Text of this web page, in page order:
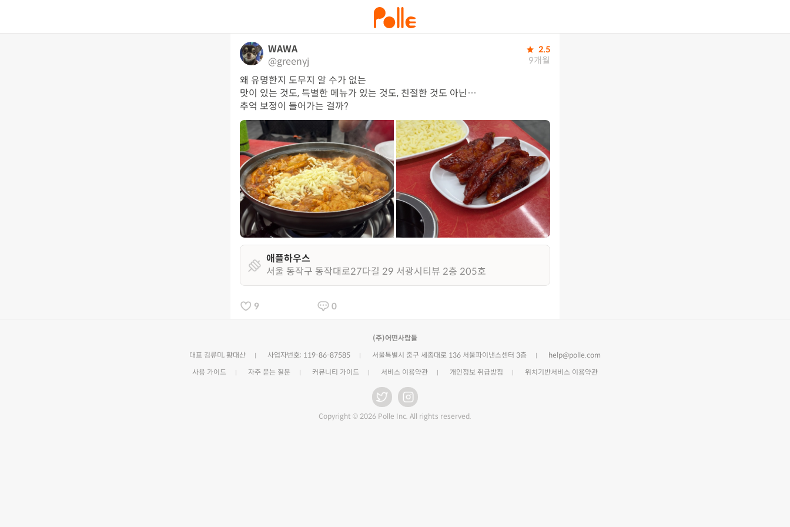
WAWA
@greenyj
2.5
9개월
왜 유명한지 도무지 알 수가 없는
맛이 있는 것도, 특별한 메뉴가 있는 것도, 친절한 것도 아닌…
추억 보정이 들어가는 걸까?
애플하우스
서울 동작구 동작대로27다길 29 서광시티뷰 2층 205호
9 0
(주)어떤사람들
대표 김류미, 황대산
사업자번호: 119-86-87585 서울특별시 중구 세종대로 136 서울파이낸스센터 3층
help@polle.com
사용 가이드
자주 묻는 질문 커뮤니티 가이드 서비스 이용약관 개인정보 취급방침 위치기반서비스 이용약관
Copyright © 2026 Polle Inc. All rights reserved.